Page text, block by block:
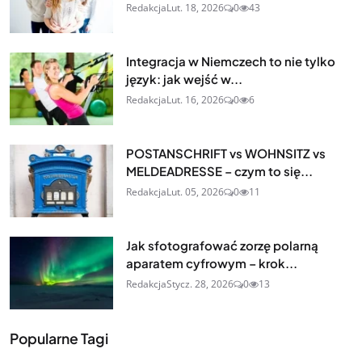
RedakcjaLut. 18, 2026 0 43
Integracja w Niemczech to nie tylko
język: jak wejść w...
RedakcjaLut. 16, 2026 0 6
POSTANSCHRIFT vs WOHNSITZ vs
MELDEADRESSE – czym to się...
RedakcjaLut. 05, 2026 0 11
Jak sfotografować zorzę polarną
aparatem cyfrowym – krok...
RedakcjaStycz. 28, 2026 0 13
Popularne Tagi